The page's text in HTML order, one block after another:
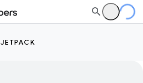
JETPACK